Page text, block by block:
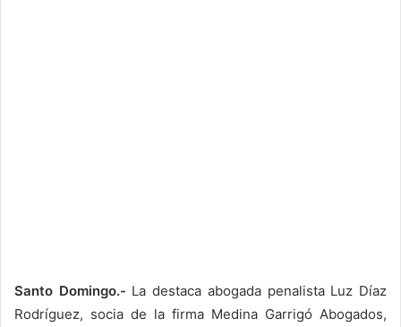
Santo Domingo.- La destaca abogada penalista Luz Díaz
Rodríguez, socia de la firma Medina Garrigó Abogados,